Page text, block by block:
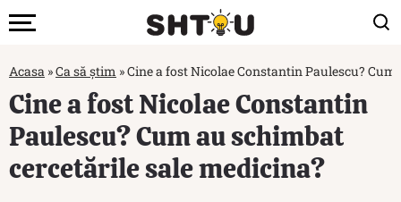
Acasa »Ca să știm »Cine a fost Nicolae Constantin Paulescu?
Cine a fost Nicolae Constantin
Paulescu? Cum au schimbat
cercetările sale medicina?